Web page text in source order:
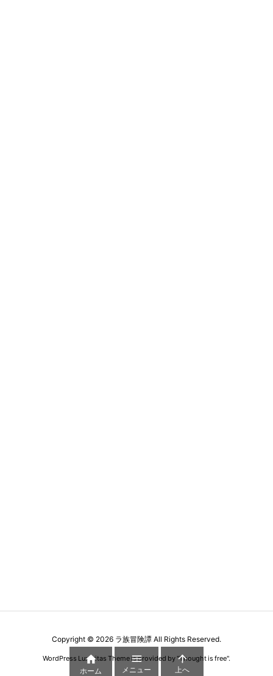
Copyright © 2026 ラ族冒険譚 All Rights Reserved.
WordPress Luxeritas Theme is provided by "Thought is free".

ホーム

メニュー

上へ